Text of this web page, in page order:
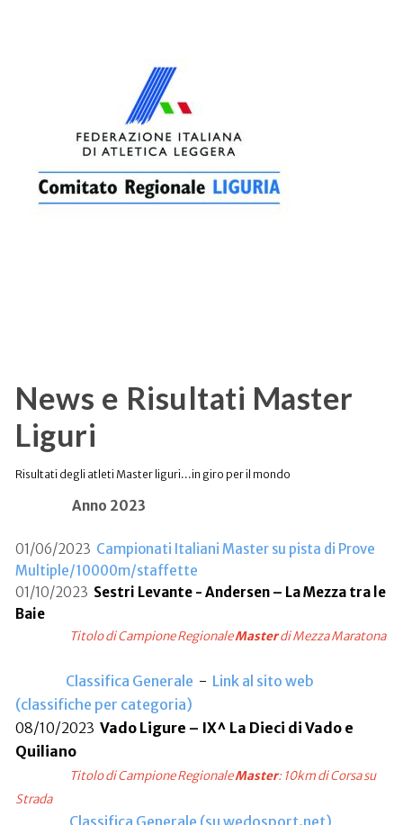
News e Risultati Master
Liguri
Risultati degli atleti Master liguri...in giro per il mondo
Anno 2023
01/06/2023 Campionati Italiani Master su pista di Prove
Multiple/10000m/staffette
01/10/2023 Sestri Levante - Andersen – La Mezza tra le
Baie
Titolo di Campione RegionaleMasterdi Mezza Maratona
Classifica Generale - Link al sito web
(classifiche per categoria)
08/10/2023 Vado Ligure – IX^ La Dieci di Vado e
Quiliano
Titolo di Campione RegionaleMaster: 10km di Corsa su
Strada
Classifica Generale (su wedosport.net)